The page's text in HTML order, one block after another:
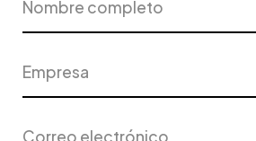
completo